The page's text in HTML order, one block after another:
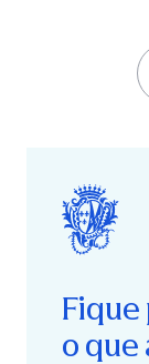
o que